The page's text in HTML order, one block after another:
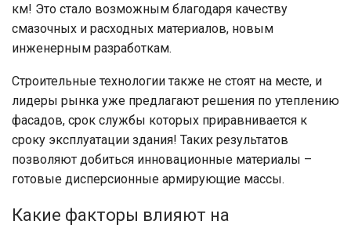
км! Это стало возможным благодаря качеству
смазочных и расходных материалов, новым
инженерным разработкам.
Строительные технологии также не стоят на месте, и
лидеры рынка уже предлагают решения по утеплению
фасадов, срок службы которых приравнивается к
сроку эксплуатации здания! Таких результатов
позволяют добиться инновационные материалы –
готовые дисперсионные армирующие массы.
Какие факторы влияют на